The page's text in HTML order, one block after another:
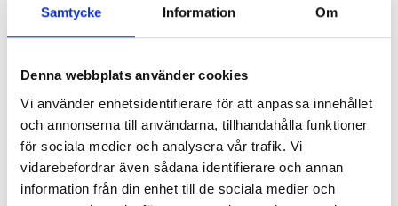
Samtycke Information Om
Denna webbplats använder cookies
Vi använder enhetsidentifierare för att anpassa innehållet
och annonserna till användarna, tillhandahålla funktioner
för sociala medier och analysera vår trafik. Vi
vidarebefordrar även sådana identifierare och annan
information från din enhet till de sociala medier och
Väggpanel till sjukhus
göra upplevelsen lite lättare, roligare eller bekvämare kan
man välja att klä in väggskivor med något som sticker ut.
Många sjukhus använder till exempel väggskivor med
mönster, former, djur och färger till barnavdelningarna
för att underlätta för barnen. En del väljer att göra en hel
väggbeklädnad medan andra föredrar att göra endast en